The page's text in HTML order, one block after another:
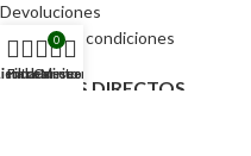
Devoluciones
Términos y condiciones
ACCESOS DIRECTOS
Filtros
de deseos
0
Carrito
Mi cuenta